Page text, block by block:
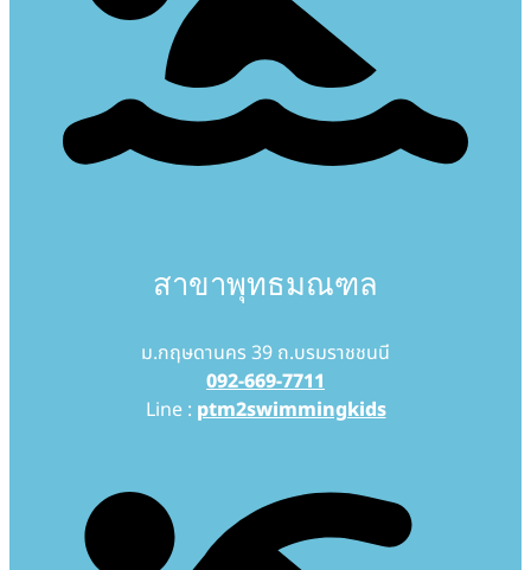
สาขาพุทธมณฑล
ม.กฤษดานคร 39 ถ.บรมราชชนนี
092-669-7711
Line : ptm2swimmingkids